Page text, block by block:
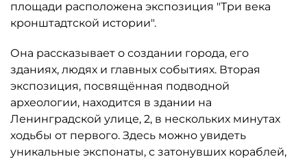
площади расположена экспозиция "Три века
кронштадтской истории".
Она рассказывает о создании города, его
зданиях, людях и главных событиях. Вторая
экспозиция, посвящённая подводной
археологии, находится в здании на
Ленинградской улице, 2, в нескольких минутах
ходьбы от первого. Здесь можно увидеть
уникальные экспонаты, с затонувших кораблей,